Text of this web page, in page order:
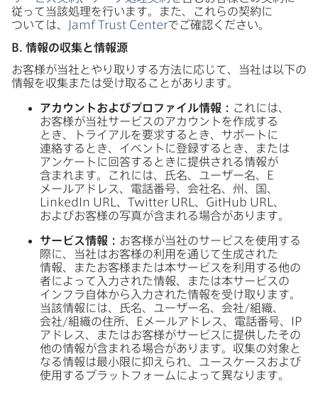
従って​当該処理を​行います。​また、​これらの​契約に​
ついては、
Jamf Trust Centerで​ご確認ください。
B. 情報の​収集と​情報源
お客様が​当社とやり取りする​方​法に​応じて、​当社は​以下の​
情報を​収集または​受け取る​ことがあります。
アカウントおよび​プロファイル情報： これには、​
お客様が​当社サービスの​アカウントを​作成する​
とき、​トライアルを​要求する​とき、​サポートに​
連絡する​とき、​イベントに​登録する​とき、​または​
アンケートに​回答する​ときに​提供される​情報が​
含まれます。​これには、​氏名、​ユーザー名、
E
メールアドレス、​電話番号、​会社名、​州、​国、
LinkedIn URL 、 Twitter URL 、 GitHub URL 、​
および​お客様の​写真が​含まれる​場合が​あります。
サービス情報： お客様が​当社の​サービスを​使用する​
際に、​当社は​お客様の​利用を​通じて​生成された​
情報、​また​お客様または​本サービスを​利用する​他の​
者に​よって​入力された​情報、​または​本サービスの​
インフラ自体から​入力された​情報を​受け取ります。​
当該情報には、​氏名、​ユーザー名、​会社/組織、​
会社/組織の​住所、
E メールアドレス、​電話番号、
IP
アドレス、​または​お客様が​サービスに​提供した​その​
他の​情報が​含まれる​場合が​あります。​収集の​対象と​
なる​情報は​最小限に​抑えられ、​ユースケースおよび​
使用する​プラットフォームに​よって​異なります。